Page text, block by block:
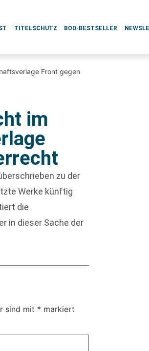
TITELSCHUTZ BOD-BESTSELLER
Front gegen
im
zu der
Werke künftig
die
in dieser Sache der
sind mit * markiert